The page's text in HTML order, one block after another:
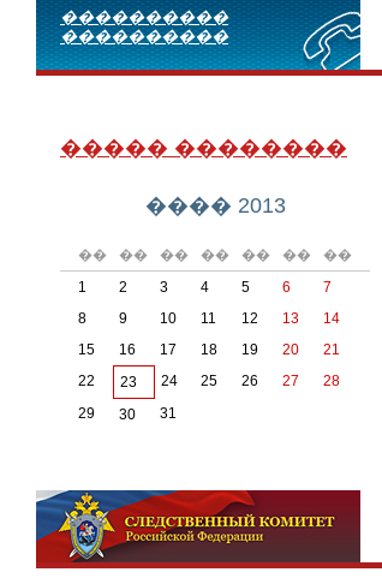
����������
����������
����� ��������
���� 2013
�� �� �� �� �� ��
��
1
2 3 4 5 6
7
8
9 10 11 12 13
14
15
16 17 18 19 20
21
22
23 24 25 26 27
28
29
30 31